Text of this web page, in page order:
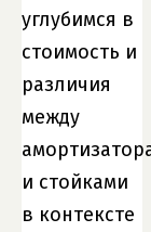
углубимся в
стоимость и
различия
между
и стойками
в контексте